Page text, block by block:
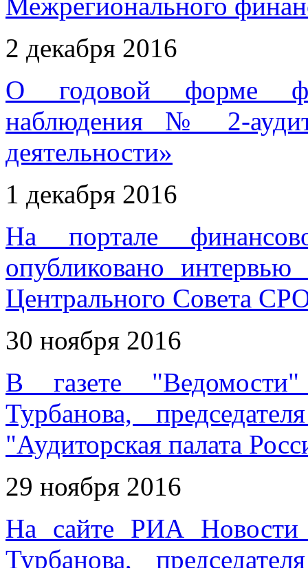
2 декабря 2016
О годовой форме
наблюдения № 2-
деятельности»
1 декабря 2016
На портале
опубликовано
Центрального Совета
30 ноября 2016
В газете
Турбанова,
"Аудиторская палата
29 ноября 2016
На сайте РИА Новости
Турбанова,